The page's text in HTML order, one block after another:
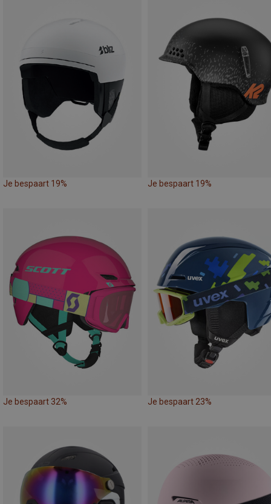
Je bespaart 19% Je bespaart 19%
Je bespaart 32% Je bespaart 23%